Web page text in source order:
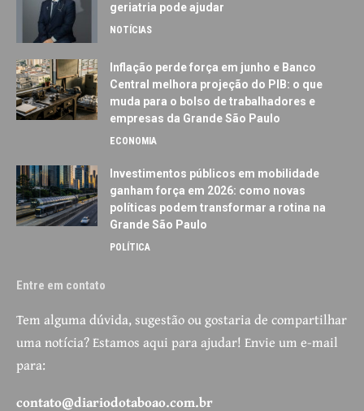
geriatria pode ajudar
NOTÍCIAS
Inflação perde força em junho e Banco
Central melhora projeção do PIB: o que
muda para o bolso de trabalhadores e
empresas da Grande São Paulo
ECONOMIA
Investimentos públicos em mobilidade
ganham força em 2026: como novas
políticas podem transformar a rotina na
Grande São Paulo
POLÍTICA
Entre em contato
Tem alguma dúvida, sugestão ou gostaria de compartilhar
uma notícia? Estamos aqui para ajudar! Envie um e-mail
para:
contato@diariodotaboao.com.br